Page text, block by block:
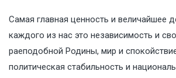
Самая главная ценность и величайшее
каждого из нас это независимость и
раеподобной Родины, мир и
политическая стабильность и